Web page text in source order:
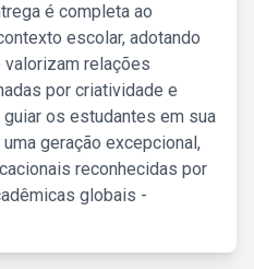
é completa ao
escolar, adotando
relações
por criatividade e
os estudantes em sua
geração excepcional,
reconhecidas por
globais -